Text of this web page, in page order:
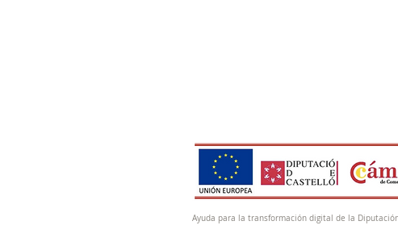
Ayuda para la transformación digital de la